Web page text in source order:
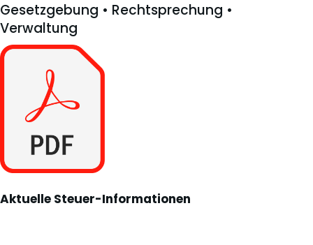
Gesetzgebung • Rechtsprechung •
Verwaltung
Aktuelle Steuer-Informationen